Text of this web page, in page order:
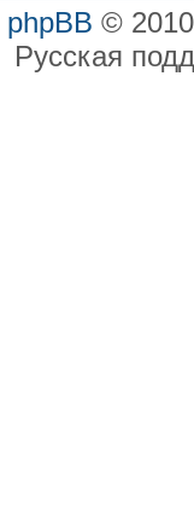
phpBB ©
Русская